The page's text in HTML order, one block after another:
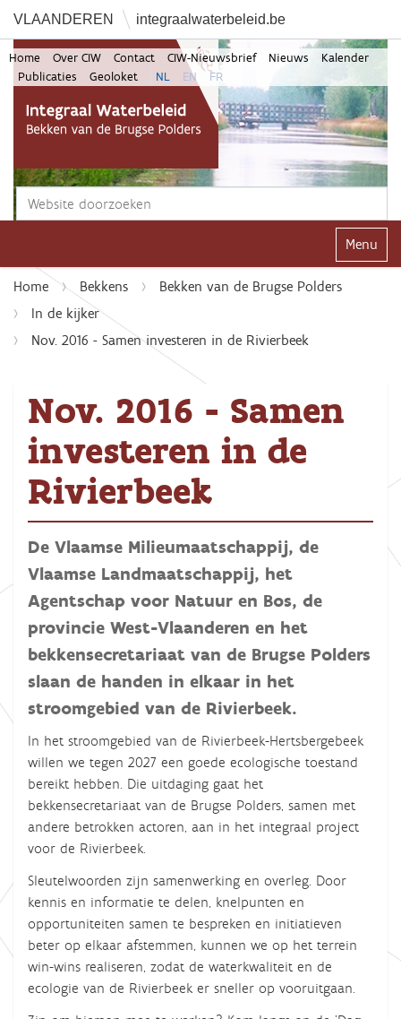
VLAANDEREN integraalwaterbeleid.be
Zoek
Home Over CIW Contact CIW-Nieuwsbrief Nieuws
Kalender
Publicaties
Geoloket NL EN FR
Klap
Home Bekkens
Bekken van de Brugse Polders
In de kijker
Nov. 2016 - Samen investeren in de Rivierbeek
Nov. 2016 - Samen
investeren in de
Rivierbeek
De Vlaamse Milieumaatschappij, de
Vlaamse Landmaatschappij, het
Agentschap voor Natuur en Bos, de
provincie West-Vlaanderen en het
bekkensecretariaat van de Brugse Polders
slaan de handen in elkaar in het
stroomgebied van de Rivierbeek.
In het stroomgebied van de Rivierbeek-Hertsbergebeek
willen we tegen 2027 een goede ecologische toestand
bereikt hebben. Die uitdaging gaat het
bekkensecretariaat van de Brugse Polders, samen met
andere betrokken actoren, aan in het integraal project
voor de Rivierbeek.
Sleutelwoorden zijn samenwerking en overleg. Door
kennis en informatie te delen, knelpunten en
opportuniteiten samen te bespreken en initiatieven
beter op elkaar afstemmen, kunnen we op het terrein
win-wins realiseren, zodat de waterkwaliteit en de
ecologie van de Rivierbeek er sneller op vooruitgaan.